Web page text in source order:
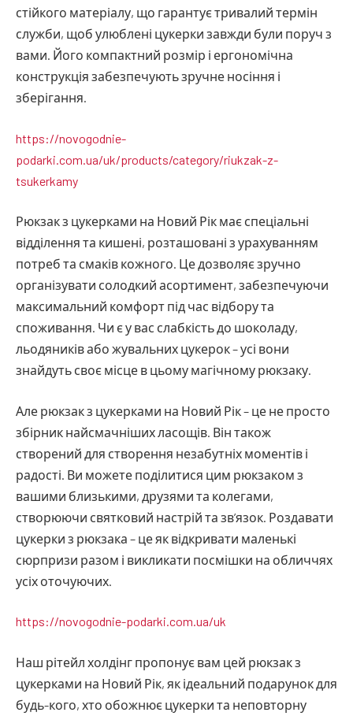
стійкого матеріалу, що гарантує тривалий термін
служби, щоб улюблені цукерки завжди були поруч з
вами. Його компактний розмір і ергономічна
конструкція забезпечують зручне носіння і
зберігання.
https://novogodnie-
podarki.com.ua/uk/products/category/riukzak-z-
tsukerkamy
Рюкзак з цукерками на Новий Рік має спеціальні
відділення та кишені, розташовані з урахуванням
потреб та смаків кожного. Це дозволяє зручно
організувати солодкий асортимент, забезпечуючи
максимальний комфорт під час відбору та
споживання. Чи є у вас слабкість до шоколаду,
льодяників або жувальних цукерок – усі вони
знайдуть своє місце в цьому магічному рюкзаку.
Але рюкзак з цукерками на Новий Рік – це не просто
збірник найсмачніших ласощів. Він також
створений для створення незабутніх моментів і
радості. Ви можете поділитися цим рюкзаком з
вашими близькими, друзями та колегами,
створюючи святковий настрій та зв’язок. Роздавати
цукерки з рюкзака – це як відкривати маленькі
сюрпризи разом і викликати посмішки на обличчях
усіх оточуючих.
https://novogodnie-podarki.com.ua/uk
Наш рітейл холдінг пропонує вам цей рюкзак з
цукерками на Новий Рік, як ідеальний подарунок для
будь-кого, хто обожнює цукерки та неповторну